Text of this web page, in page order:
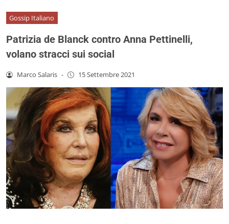
Gossip Italiano
Patrizia de Blanck contro Anna Pettinelli,
volano stracci sui social
Marco Salaris - 15 Settembre 2021